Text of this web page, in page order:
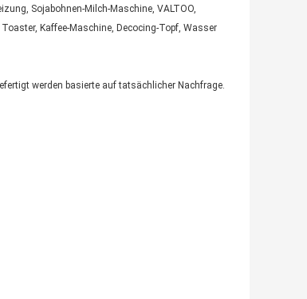
Sojabohnen-Milch-Maschine, VALTOO,
Kaffee-Maschine, Decocing-Topf, Wasser
werden basierte auf tatsächlicher Nachfrage.